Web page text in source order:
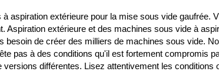
extérieure pour la mise sous vide gaufrée.
extérieure et des machines sous vide à
de créer des milliers de machines sous vide.
pas à des conditions qu'il est fortement compromis
différentes. Lisez attentivement les conditions